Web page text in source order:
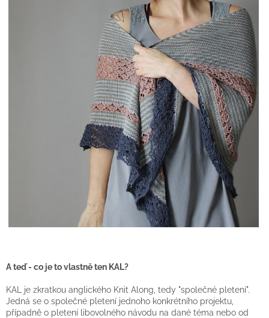
A teď - co je to vlastně ten KAL?
KAL je zkratkou anglického Knit Along, tedy "společné pletení".
Jedná se o společné pletení jednoho konkrétního projektu,
případně o pletení libovolného návodu na dané téma nebo od